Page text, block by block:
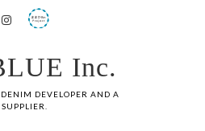
Inc.
DEVELOPER AND A
SUPPLIER.